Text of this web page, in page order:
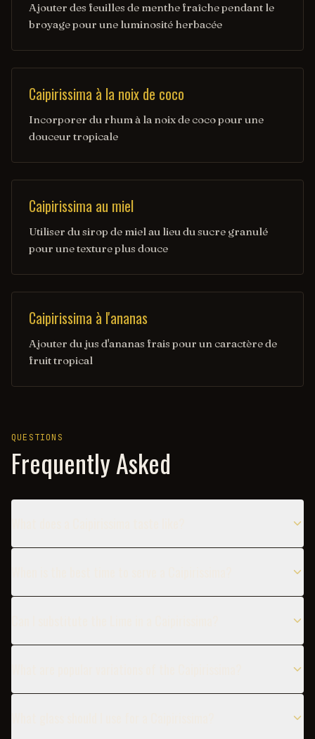
Ajouter des feuilles de menthe fraîche pendant le
broyage pour une luminosité herbacée
Caipirissima à la noix de coco
Incorporer du rhum à la noix de coco pour une
douceur tropicale
Caipirissima au miel
Utiliser du sirop de miel au lieu du sucre granulé
pour une texture plus douce
Caipirissima à l'ananas
Ajouter du jus d'ananas frais pour un caractère de
fruit tropical
QUESTIONS
Frequently Asked